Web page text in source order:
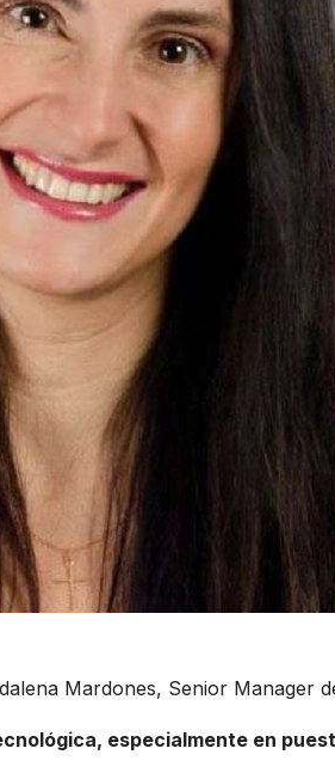
Mardones, Senior Manager
especialmente en